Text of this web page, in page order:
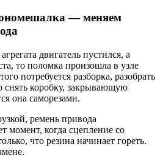
— меняем
двигатель пустился, а
то поломка произошла в узле
потребуется разборка, разобрать
снять коробку, закрывающую
она саморезами.
ремень привода
момент, когда сцепление со
что резина начинает гореть.